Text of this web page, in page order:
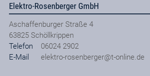
Elektro-Rosenberger GmbH
Aschaffenburger Straße 4
63825 Schöllkrippen
Telefon
06024 2902
E-Mail
elektro-rosenberger@t-online.de